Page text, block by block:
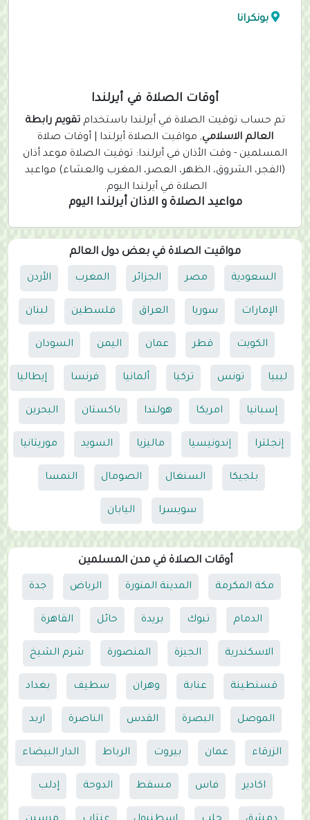
بونكرانا
أوقات الصلاة في أيرلندا
تم حساب توقيت الصلاة في أيرلندا باستخدام تقويم رابطة
العالم الاسلامي, مواقيت الصلاة أيرلندا | أوقات صلاة
المسلمين - وقت الأذان في أيرلندا: توقيت الصلاة موعد أذان
(الفجر، الشروق، الظهر، العصر، المغرب والعشاء) مواعيد
الصلاة في أيرلندا اليوم.
مواعيد الصلاة و الاذان أيرلندا اليوم
مواقيت الصلاة في بعض دول العالم
السعودية مصر الجزائر المغرب الأردن
الإمارات سوريا العراق فلسطين لبنان
الكويت قطر عمان اليمن السودان
ليبيا تونس تركيا ألمانيا فرنسا إيطاليا
إسبانيا امريكا هولندا باكستان البحرين
إنجلترا إندونيسيا ماليزيا السويد موريتانيا
بلجيكا السنغال الصومال النمسا
سويسرا اليابان
أوقات الصلاة في مدن المسلمين
مكة المكرمة المدينة المنورة الرياض جدة
الدمام تبوك بريدة حائل القاهرة
الاسكندرية الجيزة المنصورة شرم الشيخ
قسنطينة عنابة وهران سطيف بغداد
الموصل البصرة القدس الناصرة اربد
الزرقاء عمان بيروت الرباط الدار البيضاء
اكادير فاس مسقط الدوحة إدلب